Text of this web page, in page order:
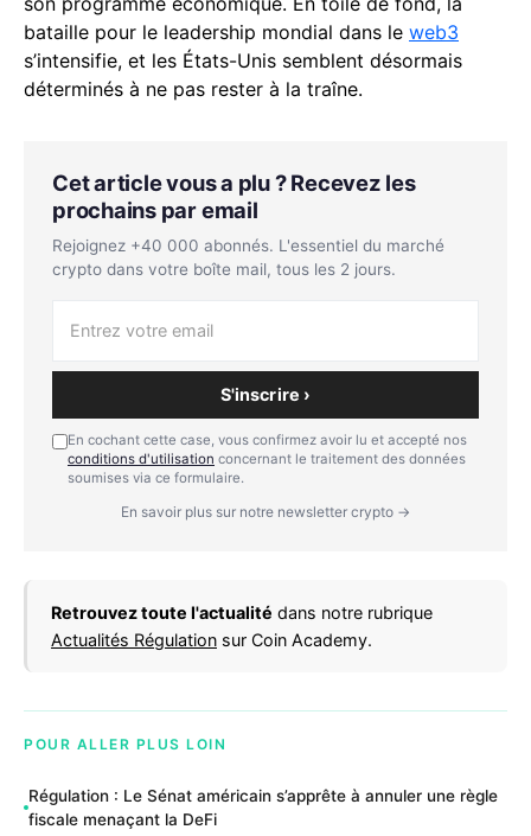
bataille pour le leadership mondial dans le web3
s’intensifie, et les États-Unis semblent désormais
déterminés à ne pas rester à la traîne.
Cet article vous a plu ? Recevez les
prochains par email
Rejoignez +40 000 abonnés. L'essentiel du marché
crypto dans votre boîte mail, tous les 2 jours.
S'inscrire ›
En cochant cette case, vous confirmez avoir lu et accepté nos
conditions d'utilisation concernant le traitement des données
soumises via ce formulaire.
En savoir plus sur notre newsletter crypto →
Retrouvez toute l'actualité dans notre rubrique
Actualités Régulation sur Coin Academy.
POUR ALLER PLUS LOIN
Régulation : Le Sénat américain s’apprête à annuler une règle
fiscale menaçant la DeFi